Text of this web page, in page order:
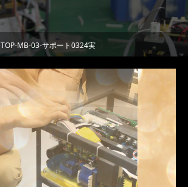
TOP-MB-03-サポート0324実